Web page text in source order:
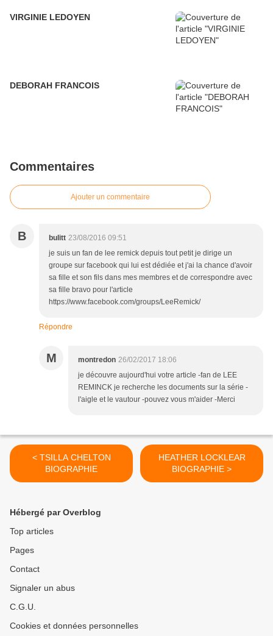
VIRGINIE LEDOYEN
DEBORAH FRANCOIS
Commentaires
Ajouter un commentaire
B bulitt 23/08/2016 09:51
je suis un fan de lee remick depuis tout petit je dirige un
groupe sur facebook qui lui est dédiée et j'ai la chance d'avoir
sa fille et son fils dans mes membres et de correspondre avec
sa fille bravo pour l'article
https://www.facebook.com/groups/LeeRemick/
Répondre
M montredon 26/02/2017 18:06
je découvre aujourd'hui votre article -fan de LEE
REMINCK je recherche les documents sur la série -
l'aigle et le vautour -pouvez vous m'aider -Merci
< TSILLA CHELTON
BIOGRAPHIE
HEATHER LOCKLEAR
BIOGRAPHIE >
Hébergé par Overblog
Top articles
Pages
Contact
Signaler un abus
C.G.U.
Cookies et données personnelles